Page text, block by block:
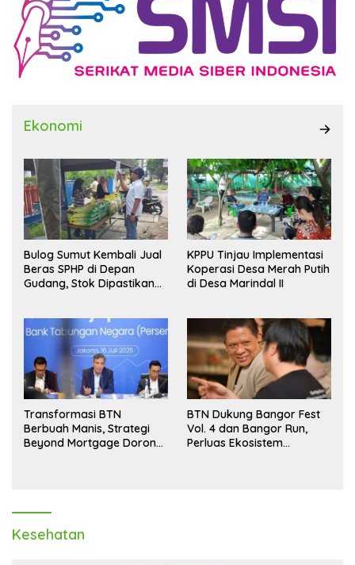
Ekonomi
Bulog Sumut Kembali Jual
Beras SPHP di Depan
Gudang, Stok Dipastikan
KPPU Tinjau Implementasi
Koperasi Desa Merah Putih
di Desa Marindal II
Transformasi BTN
Berbuah Manis, Strategi
Beyond Mortgage Dorong
BTN Dukung Bangor Fest
Vol. 4 dan Bangor Run,
Perluas Ekosistem
Kesehatan